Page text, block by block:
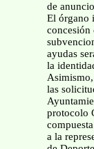
de
El órgano
concesión
ayudas
la
las
protocolo
a la